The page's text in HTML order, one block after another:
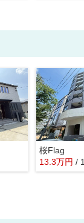
桜Flag
13.3万円 /